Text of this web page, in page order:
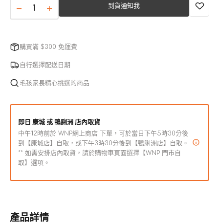
產品詳情
業
寵
物
刷
數
量
減
少
寵
物
刷
數
量
增
加
到貨通知我
購買滿 $300 免運費
自行選擇配送日期
毛孩家長精心挑選的商品
即日 康城 或 鴨脷洲 店內取貨
中午12時前於 WNP網上商店 下單，可於當日下午5時30分後
到【康城店】自取，或下午3時30分後到【鴨脷洲店】自取。
** 如需安排店內取貨，請於購物車頁面選擇【WNP 門市自
取】選項。